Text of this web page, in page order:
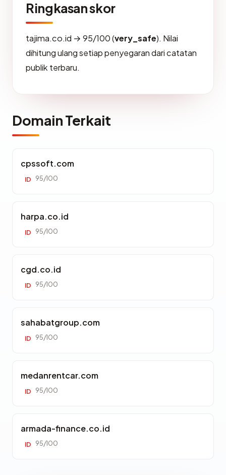
Ringkasan skor
tajima.co.id → 95/100 (very_safe). Nilai
dihitung ulang setiap penyegaran dari catatan
publik terbaru.
Domain Terkait
cpssoft.com
ID 95/100
harpa.co.id
ID 95/100
cgd.co.id
ID 95/100
sahabatgroup.com
ID 95/100
medanrentcar.com
ID 95/100
armada-finance.co.id
ID 95/100